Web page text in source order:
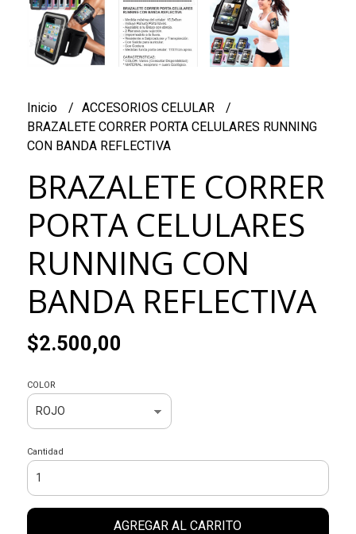
Inicio
ACCESORIOS CELULAR
BRAZALETE CORRER PORTA CELULARES RUNNING
CON BANDA REFLECTIVA
BRAZALETE CORRER
PORTA CELULARES
RUNNING CON
BANDA REFLECTIVA
$2.500,00
COLOR
Cantidad
AGREGAR AL CARRITO